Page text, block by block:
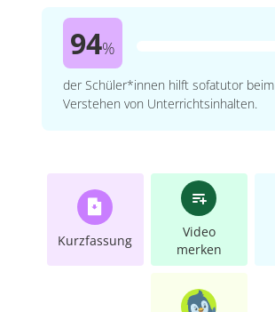
94%
der Schüler*innen hilft sofatutor beim
Verstehen von Unterrichtsinhalten.
Kurzfassung
Video
merken